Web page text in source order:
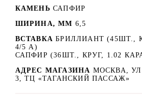
КАМЕНЬ САПФИР
ШИРИНА, ММ 6,5
ВСТАВКА БРИЛЛИАНТ (45ШТ.,
4/5 А)
САПФИР (36ШТ., КРУГ, 1.02
АДРЕС МАГАЗИНА МОСКВА,
3, ТЦ «ТАГАНСКИЙ ПАССАЖ»